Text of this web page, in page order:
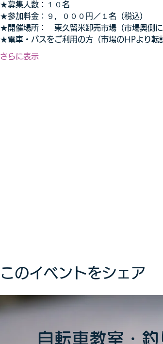
★募集人数：１０名
★参加料金：９，０００円／１名（税込）
★開催場所：　東久留米卸売市場（市場奥側
★電車・バスをご利用の方（市場のHPより転
さらに表示
このイベントをシェア
自転車教室・